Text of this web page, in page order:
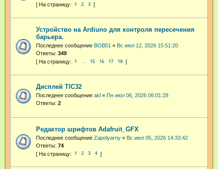
1 2 3
Устройство на Ardiuno для контроля пересечения
барьера.
Последнее сообщение BOB51 « Вс июл 12, 2026 15:51:20
Ответы: 349
1 … 15 16 17 18
Дисплей TIC32
Последнее сообщение akl « Пн июл 06, 2026 06:01:28
Ответы: 2
Редактор шрифтов Adafruit_GFX
Последнее сообщение Zapolyarny « Вс июл 05, 2026 14:33:42
Ответы: 74
1 2 3 4